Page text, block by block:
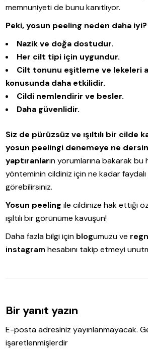
memnuniyeti de bunu kanıtlıyor.
Peki, yosun peeling neden daha iyi?
Nazik ve doğa dostudur.
Her cilt tipi için uygundur.
Cilt tonunu eşitleme ve lekeleri
konusunda daha etkilidir.
Cildi nemlendirir ve besler.
Daha güvenlidir.
Siz de pürüzsüz ve ışıltılı bir cilde
yosun peelingi denemeye ne
yaptıranların yorumlarına bakarak bu
yönteminin cildiniz için ne kadar
görebilirsiniz.
Yosun peeling ile cildinize hak ettiği
ışıltılı bir görünüme kavuşun!
Daha fazla bilgi için blogumuzu ve
instagram hesabını takip etmeyi
Bir yanıt yazın
E-posta adresiniz yayınlanmayacak.
işaretlenmişlerdir